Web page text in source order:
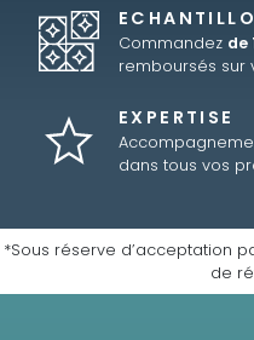
Commandez de
remboursés sur
EXPERTISE
dans tous vos
*Sous réserve d’acceptation
de